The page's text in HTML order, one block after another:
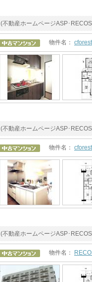
(不動産ホームページASP･
物件名：
(不動産ホームページASP･
物件名：
(不動産ホームページASP･
物件名：